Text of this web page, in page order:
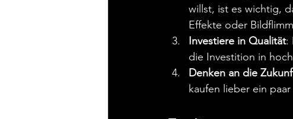
willst, ist es wichtig,
Effekte oder
Investiere in Qualität:
die Investition in
Denken an die
kaufen lieber ein